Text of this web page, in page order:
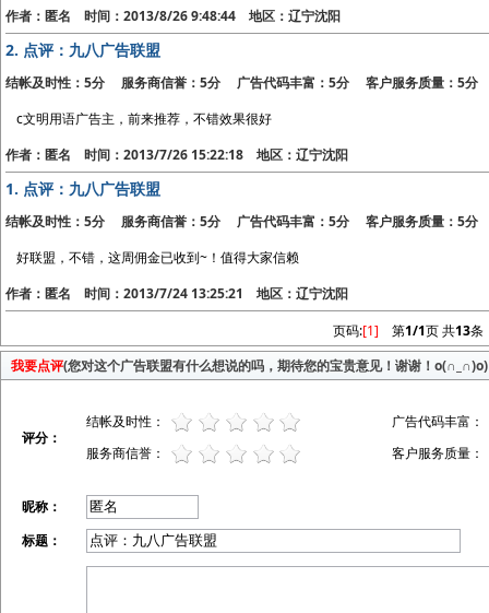
作者：匿名 时间：2013/8/26 9:48:44 地区：辽宁沈阳
2. 点评：九八广告联盟
结帐及时性：5分 服务商信誉：5分 广告代码丰富：5分 客户服务质量：5分
c文明用语广告主，前来推荐，不错效果很好
作者：匿名 时间：2013/7/26 15:22:18 地区：辽宁沈阳
1. 点评：九八广告联盟
结帐及时性：5分 服务商信誉：5分 广告代码丰富：5分 客户服务质量：5分
好联盟，不错，这周佣金已收到~！值得大家信赖
作者：匿名 时间：2013/7/24 13:25:21 地区：辽宁沈阳
页码:[1] 第1/1页 共13条
我要点评(您对这个广告联盟有什么想说的吗，期待您的宝贵意见！谢谢！o(∩_∩)o)
评分：
结帐及时性：
广告代码丰富：
服务商信誉：
客户服务质量：
昵称：
标题：